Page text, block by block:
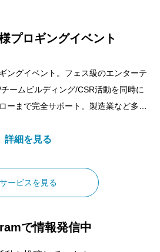
プロギングイベント
ングイベント。フェス級のエンターテ
ームビルディング/CSR活動を同時に
ーまで完全サポート。製造業など多数
詳細を見る
サービスを見る
で情報発信中